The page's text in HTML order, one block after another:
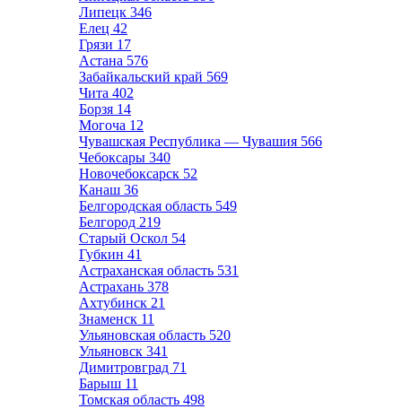
Липецк 346
Елец 42
Грязи 17
Астана 576
Забайкальский край 569
Чита 402
Борзя 14
Могоча 12
Чувашская Республика — Чувашия 566
Чебоксары 340
Новочебоксарск 52
Канаш 36
Белгородская область 549
Белгород 219
Старый Оскол 54
Губкин 41
Астраханская область 531
Астрахань 378
Ахтубинск 21
Знаменск 11
Ульяновская область 520
Ульяновск 341
Димитровград 71
Барыш 11
Томская область 498